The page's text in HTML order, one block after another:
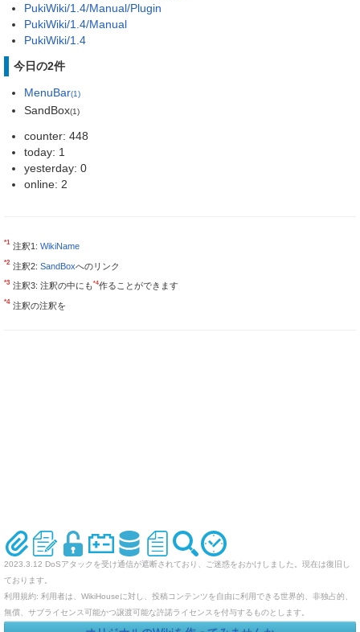
PukiWiki/1.4/Manual/Plugin
PukiWiki/1.4/Manual
PukiWiki/1.4
今日の2件
MenuBar(1)
SandBox(1)
counter: 448
today: 1
yesterday: 0
online: 2
*1 注釈1: WikiName
*2 注釈2: SandBoxへのリンク
*3 注釈3: 注釈の中にも*4作ることができます
*4 注釈の注釈を
2023.3.12 DoSアタックを受け通信が遮断されており、ご迷惑をおかけしました。現在は復旧し
ております。
利用規約: 利用者は、WikiHouseに対し、投稿コンテンツを自由に利用できる世界的、非独占的、
無償、サブライセンス可能かつ譲渡可能な許諾ライセンスを付与するものとします。